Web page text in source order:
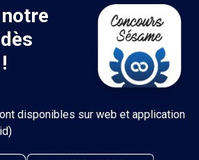
disponibles sur web et application